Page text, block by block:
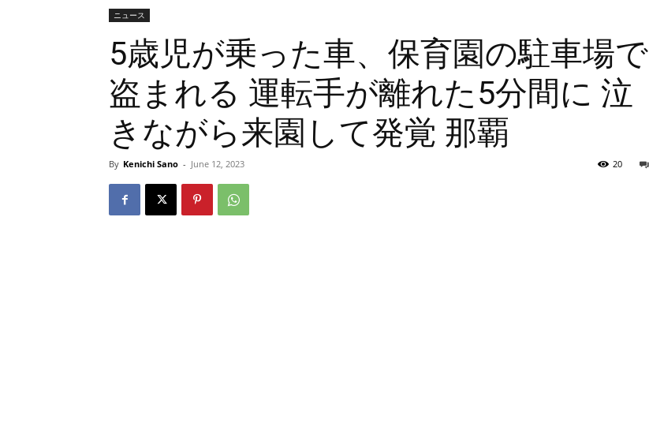
ニュース
5歳児が乗った車、保育園の駐車場で
盗まれる 運転手が離れた5分間に 泣
きながら来園して発覚 那覇
By Kenichi Sano - June 12, 2023 20